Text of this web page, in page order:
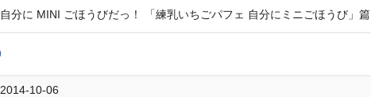
自分に MINI ごほうびだっ！ 「練乳いちごパフェ 自分にミニごほうび」篇
2014-10-06